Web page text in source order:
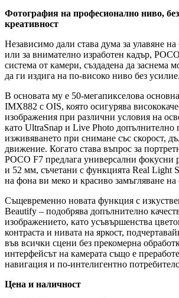
Фотография на професионално ниво,
креативност
Независимо дали става дума за улавяне
или за внимателно изработен кадър,
система от камери, създадена да заснема
да ги издига на по-високо ниво без усилие.
В основата му е 50-мегапикселова
IMX882 с OIS, която осигурява
изображения при различни условия на
като UltraSnap и Live Photo допълнително
изживяването при снимане със скорост,
движение. Когато става въпрос за
POCO F7 предлага универсални фокусни
и 52 мм, съчетани с функцията Real Light
на фона ви меко и красиво замъгляване на
Същевременно новата функция с
Beautify – подобрява допълнително
изображението, като усъвършенства
контраста и нивата на яркост,
във всички сцени без прекомерна
интерфейсът на камерата също е
навигация и по-интелигентно
Цена и наличност